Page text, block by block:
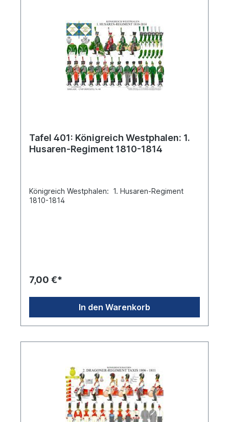
Tafel 401: Königreich Westphalen: 1.
Husaren-Regiment 1810-1814
Königreich Westphalen: 1. Husaren-Regiment
1810-1814
7,00 €*
In den Warenkorb